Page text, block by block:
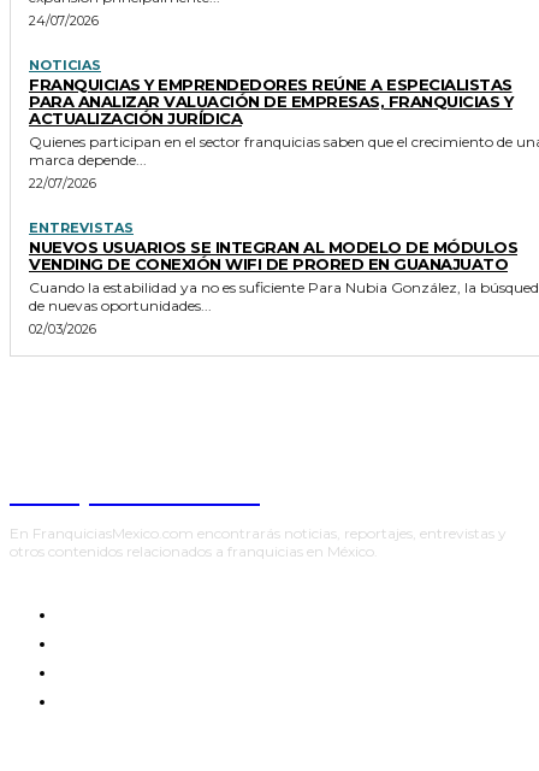
24/07/2026
NOTICIAS
FRANQUICIAS Y EMPRENDEDORES REÚNE A ESPECIALISTAS
PARA ANALIZAR VALUACIÓN DE EMPRESAS, FRANQUICIAS Y
ACTUALIZACIÓN JURÍDICA
Quienes participan en el sector franquicias saben que el crecimiento de
marca depende...
22/07/2026
ENTREVISTAS
NUEVOS USUARIOS SE INTEGRAN AL MODELO DE MÓDULOS
VENDING DE CONEXIÓN WIFI DE PRORED EN GUANAJUATO
Cuando la estabilidad ya no es suficiente Para Nubia González, la búsqueda
de nuevas oportunidades...
02/03/2026
En FranquiciasMexico.com encontrarás noticias, reportajes, entrevistas y
otros contenidos relacionados a franquicias en México.